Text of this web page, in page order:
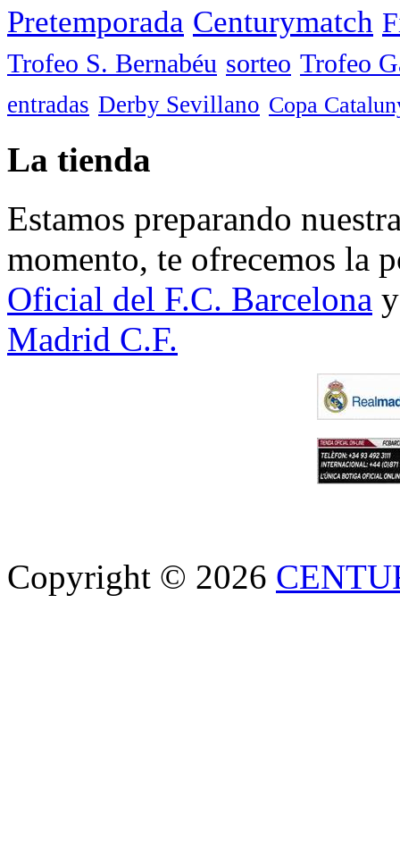
Pretemporada Centurymatch
Trofeo S. Bernabéu sorteo Trofeo
entradas Derby Sevillano Copa
La tienda
Estamos preparando
momento, te ofrecemos la
Oficial del F.C. Barcelona
Madrid C.F.
Copyright © 2026